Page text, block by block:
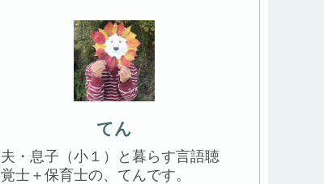
てん
夫・息子（小１）と暮らす言語聴
覚士＋保育士の、てんです。